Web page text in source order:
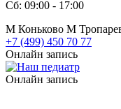
Сб: 09:00 - 17:00
М Коньково М
+7 (499) 450 70 77
Онлайн запись
Онлайн запись